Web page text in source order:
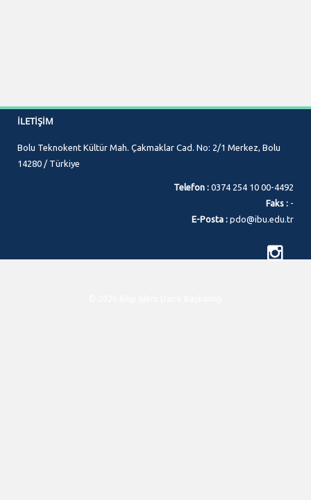
İLETIŞIM
Bolu Teknokent Kültür Mah. Çakmaklar Cad. No: 2/1 Merkez, Bolu
14280 / Türkiye
Telefon : 0374 254 10 00-4492
Faks : -
E-Posta : pdo@ibu.edu.tr